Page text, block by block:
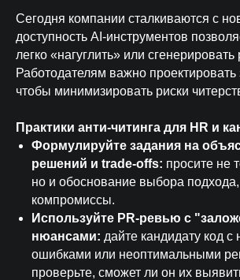
Сегодня компании сталкиваются с
доступность AI-инструментов
легко «нагуглить» или
Работодателям важно проектировать
чтобы минимизировать риски
Практики анти-читинга для HR и
Формулируйте задания на
решений и trade-offs: просите не
но и обоснование выбора
компромиссы.
Используйте PR-ревью с
нюансами: дайте кандидату код
ошибками или неоптимальными
проверьте, сможет ли он их